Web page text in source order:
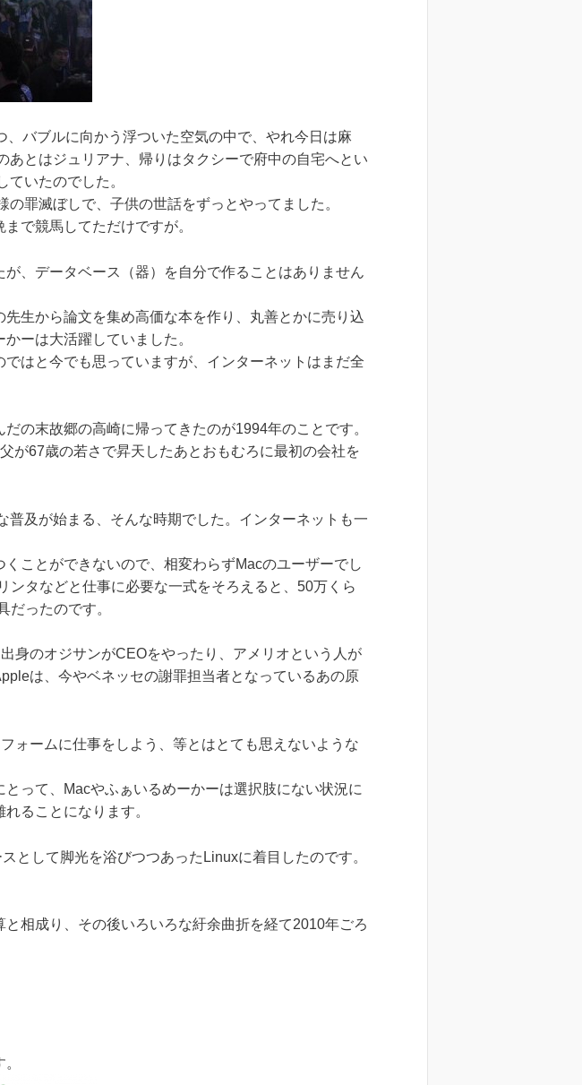
、バブルに向かう浮ついた空気の中で、やれ今日は麻
あとはジュリアナ、帰りはタクシーで府中の自宅へとい
ていたのでした。
の罪滅ぼしで、子供の世話をずっとやってました。
で競馬してただけですが。
、データベース（器）を自分で作ることはありません
生から論文を集め高価な本を作り、丸善とかに売り込
ーは大活躍していました。
はと今でも思っていますが、インターネットはまだ全
の末故郷の高崎に帰ってきたのが1994年のことです。
が67歳の若さで昇天したあとおもむろに最初の会社を
及が始まる、そんな時期でした。インターネットも一
ことができないので、相変わらずMacのユーザーでし
タなどと仕事に必要な一式をそろえると、50万くら
だったのです。
身のオジサンがCEOをやったり、アメリオという人が
は、今やベネッセの謝罪担当者となっているあの原
ォームに仕事をしよう、等とはとても思えないような
って、Macやふぁいるめーかーは選択肢にない状況に
ることになります。
として脚光を浴びつつあったLinuxに着目したのです。
相成り、その後いろいろな紆余曲折を経て2010年ごろ